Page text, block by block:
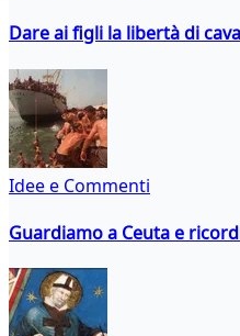
Dare ai figli la libertà di
Idee e Commenti
Guardiamo a Ceuta e